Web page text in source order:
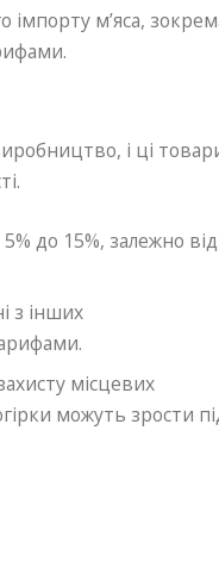
імпорту м’яса,
і ці
до 15%, залежно від
з інших
місцевих
можуть зрости